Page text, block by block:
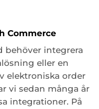
Commerce
behöver integrera
eller en
elektroniska order
vi sedan många år
integrationer. På